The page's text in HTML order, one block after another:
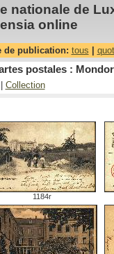
nationale de
online
de publication: tous
postales :
Collection
1184r